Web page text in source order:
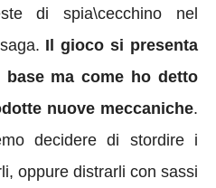
di spia\cecchino nel
Il gioco si presenta
ma come ho detto
nuove meccaniche.
decidere di stordire i
oppure distrarli con sassi